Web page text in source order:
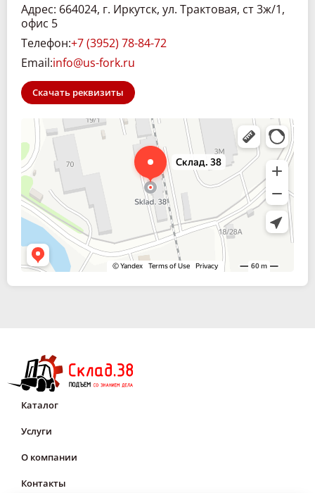
Адрес: 664024, г. Иркутск, ул. Трактовая, ст 3ж/1,
офис 5
Телефон:+7 (3952) 78-84-72
Email:info@us-fork.ru
Скачать реквизиты
Склад. 38
Спецтехника и спецавтомобили в Иркутске
Каталог
Услуги
О компании
Контакты